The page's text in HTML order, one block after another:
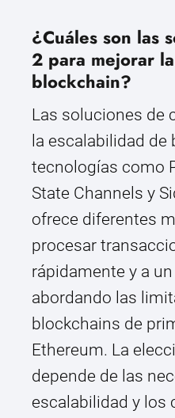
¿Cuáles son las
2 para mejorar
blockchain?
Las soluciones de
la escalabilidad
tecnologías como
State Channels y
ofrece diferentes
procesar
rápidamente y a
abordando las
blockchains de
Ethereum. La
depende de las
escalabilidad y los